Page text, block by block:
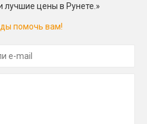
лучшие цены в Рунете.»
помочь вам!